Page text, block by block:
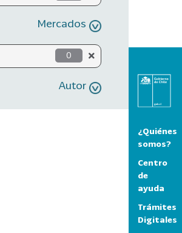
Mercados
0
Autor
¿Quiénes
somos?
Centro
de
ayuda
Trámites
Digitales